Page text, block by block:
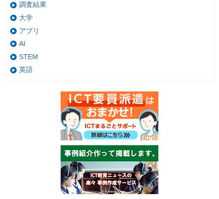
調査結果
大学
アプリ
AI
STEM
英語